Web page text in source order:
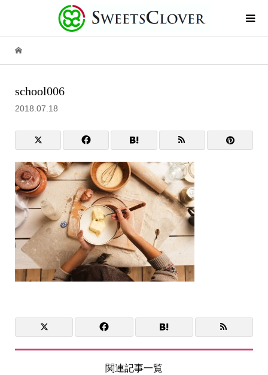
school006
2018.07.18
関連記事一覧